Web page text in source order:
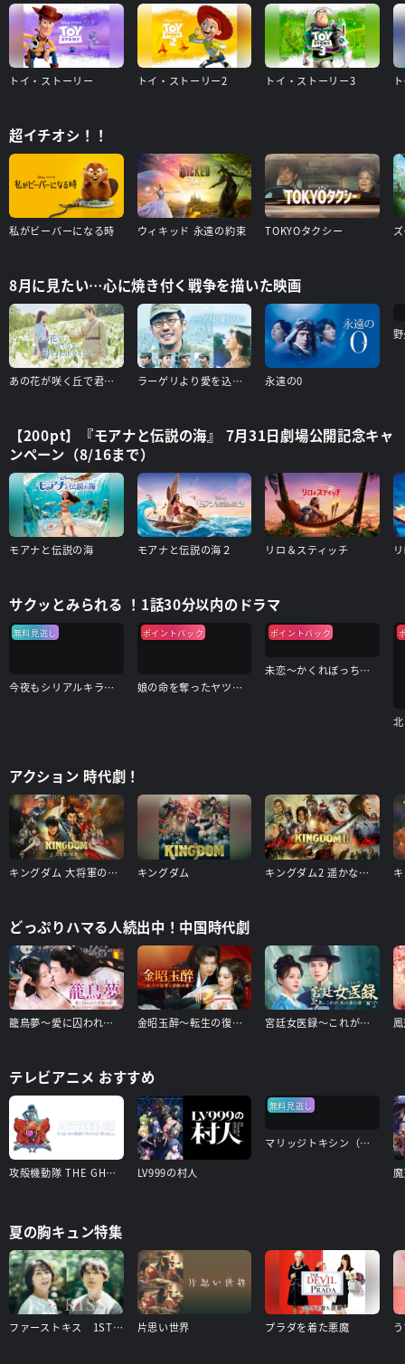
トイ・ストーリー トイ・ストーリー2 トイ・ストーリー3
超イチオシ！！
私がビーバーになる時 ウィキッド 永遠の約束 TOKYOタクシー
8月に見たい…心に焼き付く戦争を描いた映画
あの花が咲く丘で君とまた出会えたら ラーゲリより愛を込めて 永遠の0
【200pt】『モアナと伝説の海』 7月31日劇場公開記念キャ
ンペーン（8/16まで）
モアナと伝説の海 モアナと伝説の海２ リロ＆スティッチ
サクッとみられる ！1話30分以内のドラマ
無料見逃し
今夜もシリアルキラーと待ち合わせ
ポイントバック
娘の命を奪ったヤツを殺すのは罪ですか？
ポイントバック
未恋～かくれぼっちたち～
アクション 時代劇！
キングダム 大将軍の帰還 キングダム キングダム2 遥かなる大地へ
どっぷりハマる人続出中！中国時代劇
籠鳥夢～愛に囚われた禁断の絆～ 金昭玉醉～転生の復讐と禁断の愛～ 宮廷女医録～これが、私の進む道～
テレビアニメ おすすめ
攻殻機動隊 THE GHOST IN THE SHELL LV999の村人
無料見逃し
マリッジトキシン（見逃し配信）
夏の胸キュン特集
ファーストキス 1ST KISS 片思い世界 プラダを着た悪魔